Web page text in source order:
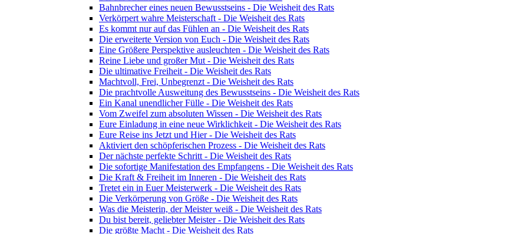
Bahnbrecher eines neuen Bewusstseins - Die Weisheit des Rats
Verkörpert wahre Meisterschaft - Die Weisheit des Rats
Es kommt nur auf das Fühlen an - Die Weisheit des Rats
Die erweiterte Version von Euch - Die Weisheit des Rats
Eine Größere Perspektive ausleuchten - Die Weisheit des Rats
Reine Liebe und großer Mut - Die Weisheit des Rats
Die ultimative Freiheit - Die Weisheit des Rats
Machtvoll, Frei, Unbegrenzt - Die Weisheit des Rats
Die prachtvolle Ausweitung des Bewusstseins - Die Weisheit des Rats
Ein Kanal unendlicher Fülle - Die Weisheit des Rats
Vom Zweifel zum absoluten Wissen - Die Weisheit des Rats
Eure Einladung in eine neue Wirklichkeit - Die Weisheit des Rats
Eure Reise ins Jetzt und Hier - Die Weisheit des Rats
Aktiviert den schöpferischen Prozess - Die Weisheit des Rats
Der nächste perfekte Schritt - Die Weisheit des Rats
Die sofortige Manifestation des Empfangens - Die Weisheit des Rats
Die Kraft & Freiheit im Inneren - Die Weisheit des Rats
Tretet ein in Euer Meisterwerk - Die Weisheit des Rats
Die Verkörperung von Größe - Die Weisheit des Rats
Was die Meisterin, der Meister weiß - Die Weisheit des Rats
Du bist bereit, geliebter Meister - Die Weisheit des Rats
Die größte Macht - Die Weisheit des Rats